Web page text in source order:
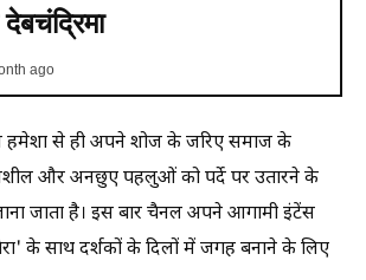
ago
हमेशा से ही अपने शोज के जरिए समाज के
और अनछुए पहलुओं को पर्दे पर उतारने के
जाता है। इस बार चैनल अपने आगामी इंटेंस
के साथ दर्शकों के दिलों में जगह बनाने के लिए